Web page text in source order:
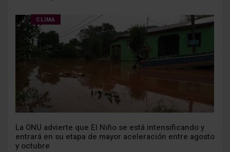
CLIMA
La ONU advierte que El Niño se está intensificando y
entrará en su etapa de mayor aceleración entre agosto
y octubre